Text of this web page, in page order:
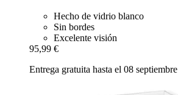
Hecho de vidrio blanco
Sin bordes
Excelente visión
95,99 €
Entrega gratuita hasta el 08 septiembre